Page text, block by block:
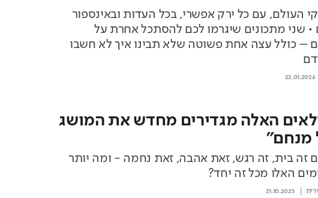
העולם, עם כל ירק אפשרי, בכל העדות ובאינספור
• שני מתכונים שיגרמו לכם להסתכל אחרת על
– כולל עצה אחת פשוטה שלא תבינו איך לא חשבו
22.01.2026
האלה מגדירים מחדש את המושג
מנחם"
זה בית, זה רגש, זאת אהבה, זאת נחמה - ומה יותר
האלו מכל זה יחד?
21.10.2025